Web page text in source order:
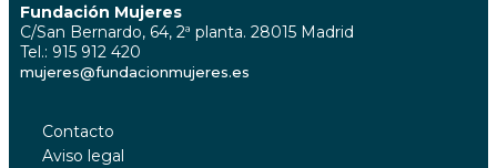
Fundación Mujeres
C/San Bernardo, 64, 2ª planta. 28015 Madrid
Tel.: 915 912 420
mujeres@fundacionmujeres.es
Contacto
Aviso legal